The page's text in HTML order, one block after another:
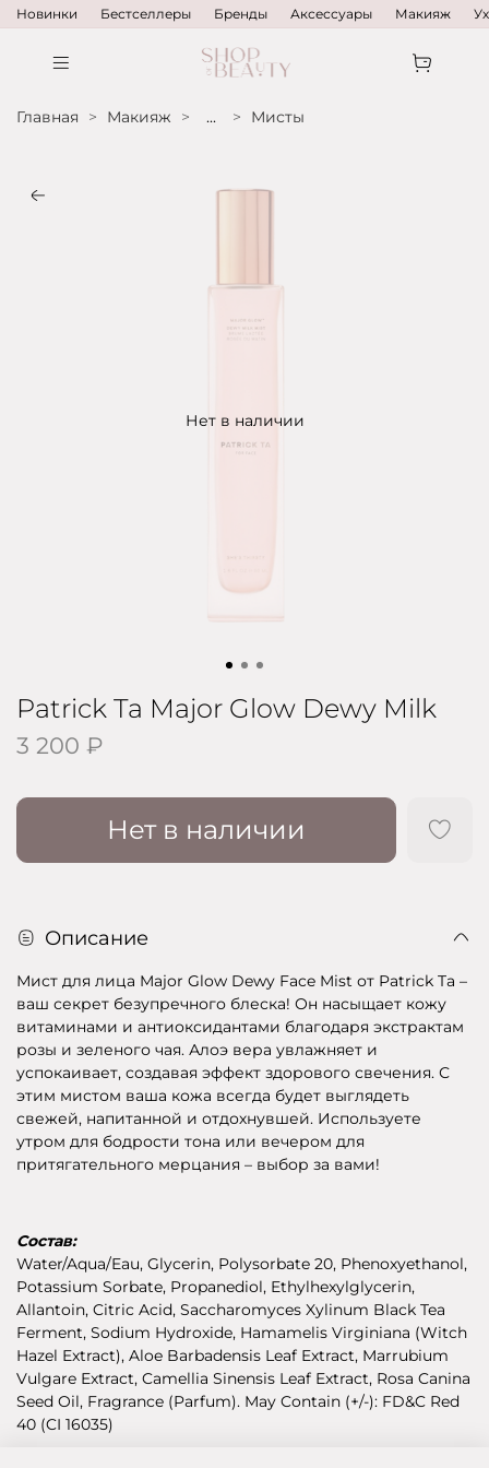
Новинки Бестселлеры Бренды Аксессуары Макияж
Главная Макияж ... Мисты
Нет в наличии
Patrick Ta Major Glow Dewy Milk
3 200 ₽
Нет в наличии
Описание
Мист для лица Major Glow Dewy Face Mist от Patrick Ta –
ваш секрет безупречного блеска! Он насыщает кожу
витаминами и антиоксидантами благодаря экстрактам
розы и зеленого чая. Алоэ вера увлажняет и
успокаивает, создавая эффект здорового свечения. С
этим мистом ваша кожа всегда будет выглядеть
свежей, напитанной и отдохнувшей. Используете
утром для бодрости тона или вечером для
притягательного мерцания – выбор за вами!
Состав:
Water/Aqua/Eau, Glycerin, Polysorbate 20, Phenoxyethanol,
Potassium Sorbate, Propanediol, Ethylhexylglycerin,
Allantoin, Citric Acid, Saccharomyces Xylinum Black Tea
Ferment, Sodium Hydroxide, Hamamelis Virginiana (Witch
Hazel Extract), Aloe Barbadensis Leaf Extract, Marrubium
Vulgare Extract, Camellia Sinensis Leaf Extract, Rosa Canina
Seed Oil, Fragrance (Parfum). May Contain (+/-): FD&C Red
40 (CI 16035)